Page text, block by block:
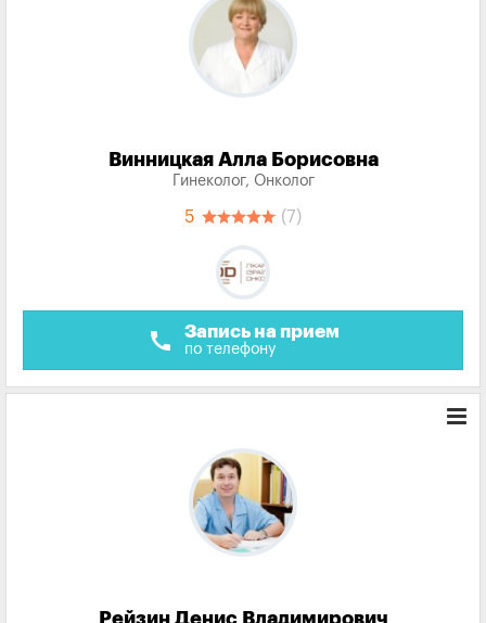
Винницкая Алла Борисовна
Гинеколог, Онколог
5 (7)
call Запись на прием
по телефону
Рейзин Денис Владимирович